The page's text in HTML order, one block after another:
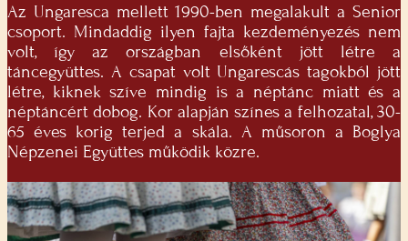
Az Ungaresca mellett 1990-ben megalakult a Senior
csoport. Mindaddig ilyen fajta kezdeményezés nem
volt, így az országban elsőként jött létre a
táncegyüttes. A csapat volt Ungarescás tagokból jött
létre, kiknek szíve mindig is a néptánc miatt és a
néptáncért dobog. Kor alapján színes a felhozatal, 30-
65 éves korig terjed a skála. A műsoron a Boglya
Népzenei Együttes működik közre.